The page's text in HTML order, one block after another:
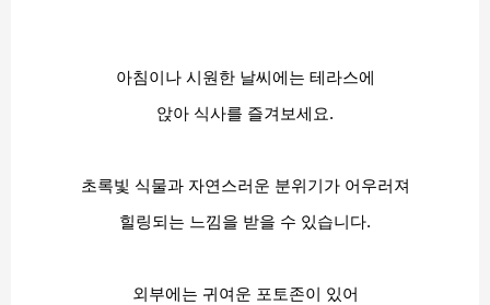
아침이나 시원한 날씨에는 테라스에
앉아 식사를 즐겨보세요.
초록빛 식물과 자연스러운 분위기가 어우러져
힐링되는 느낌을 받을 수 있습니다.
외부에는 귀여운 포토존이 있어